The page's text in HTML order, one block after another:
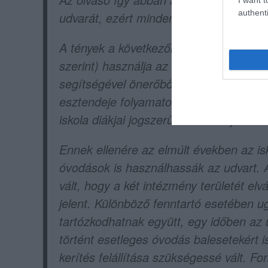
udvarát, ezért mindenképp
A tények a következők: 2023-tól az
szerint) használja az épületet és a
segítségével önerőből újított fel, s
esztendeje folyamatosan romló
iskola diákjai jogszerűen használják a
Ennek ellenére az elmúlt években az
óvodások is használhassák az
vált, hogy a két intézmény területét
jelent. Különböző fenntartó esetében
tartózkodhatnak együtt, egy időben
történt esetleges óvodás balesetekért
kerítés felállítása szükségessé vált.